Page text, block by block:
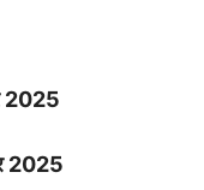
2025
2025